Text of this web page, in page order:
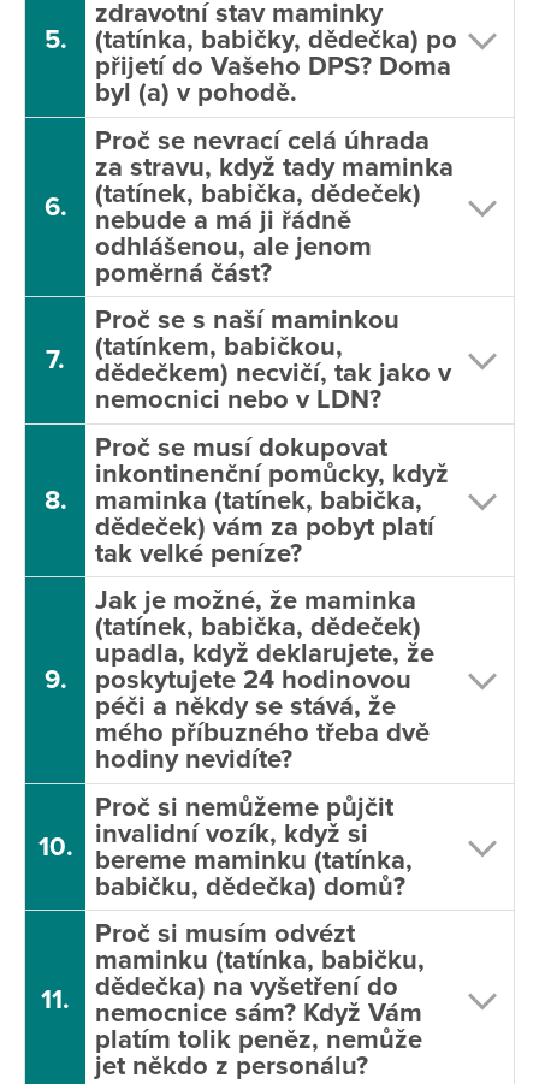
5.
zdravotní stav maminky
(tatínka, babičky, dědečka) po
přijetí do Vašeho DPS? Doma
byl (a) v pohodě.
6.
Proč se nevrací celá úhrada
za stravu, když tady maminka
(tatínek, babička, dědeček)
nebude a má ji řádně
odhlášenou, ale jenom
poměrná část?
7.
Proč se s naší maminkou
(tatínkem, babičkou,
dědečkem) necvičí, tak jako v
nemocnici nebo v LDN?
8.
Proč se musí dokupovat
inkontinenční pomůcky, když
maminka (tatínek, babička,
dědeček) vám za pobyt platí
tak velké peníze?
9.
Jak je možné, že maminka
(tatínek, babička, dědeček)
upadla, když deklarujete, že
poskytujete 24 hodinovou
péči a někdy se stává, že
mého příbuzného třeba dvě
hodiny nevidíte?
10.
Proč si nemůžeme půjčit
invalidní vozík, když si
bereme maminku (tatínka,
babičku, dědečka) domů?
11.
Proč si musím odvézt
maminku (tatínka, babičku,
dědečka) na vyšetření do
nemocnice sám? Když Vám
platím tolik peněz, nemůže
jet někdo z personálu?